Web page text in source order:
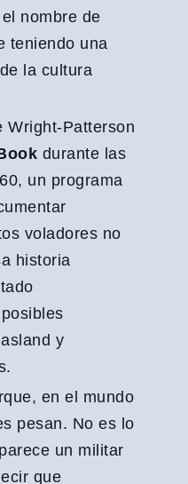
nombre de
teniendo una
la cultura
Wright-Patterson
durante las
un programa
voladores no
historia
y
en el mundo
pesan. No es lo
un militar
que